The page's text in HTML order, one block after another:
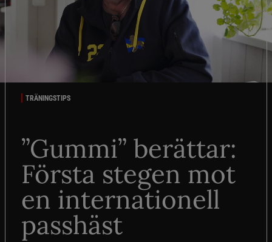
TRÄNINGSTIPS
”Gummi” berättar:
Första stegen mot
en internationell
passhäst